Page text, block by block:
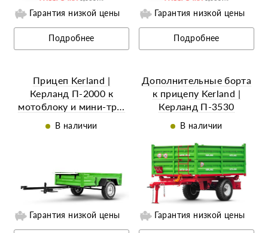
Гарантия низкой цены
Подробнее
Гарантия низкой цены
Подробнее
Прицеп Kerland |
Керланд П-2000 к
мотоблоку и мини-тр…
В наличии
Гарантия низкой цены
Дополнительные борта
к прицепу Kerland |
Керланд П-3530
В наличии
Ещё 5 фотографий
Гарантия низкой цены